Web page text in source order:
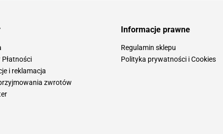
i reklamacja
zwrotów
Informacje prawne
Regulamin sklepu
Polityka prywatności i Cookies